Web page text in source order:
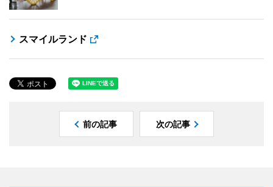
スマイルランド
前の記事 次の記事